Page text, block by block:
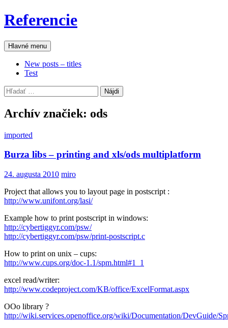
Preskočiť
na
Referencie
Hľadať
Hlavné menu
New posts – titles
Test
Hľadať:
Archív značiek: ods
imported
Burza libs – printing and xls/ods multiplatform
24. augusta 2010 miro
Project that allows you to layout page in postscript :
http://www.unifont.org/lasi/
Example how to print postscript in windows:
http://cybertiggyr.com/psw/
http://cybertiggyr.com/psw/print-postscript.c
How to print on unix – cups:
http://www.cups.org/doc-1.1/spm.html#1_1
excel read/writer:
http://www.codeproject.com/KB/office/ExcelFormat.aspx
OOo library ?
http://wiki.services.openoffice.org/wiki/Documentation/DevGuide/